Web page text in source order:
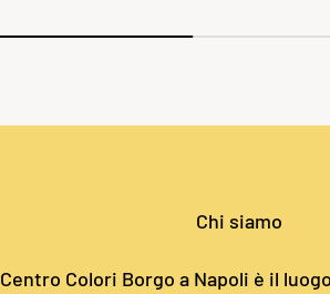
Chi siamo
Centro Colori Borgo a Napoli è il